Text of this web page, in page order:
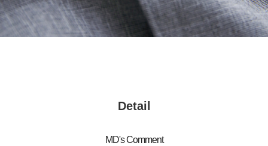
Detail
MD's Comment